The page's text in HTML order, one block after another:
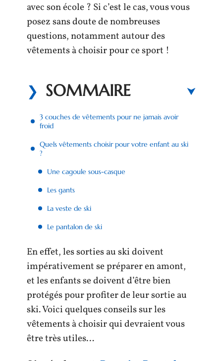
avec son école ? Si c’est le cas, vous vous
posez sans doute de nombreuses
questions, notamment autour des
vêtements à choisir pour ce sport !
SOMMAIRE
3 couches de vêtements pour ne jamais avoir
froid
Quels vêtements choisir pour votre enfant au ski
?
Une cagoule sous-casque
Les gants
La veste de ski
Le pantalon de ski
En effet, les sorties au ski doivent
impérativement se préparer en amont,
et les enfants se doivent d’être bien
protégés pour profiter de leur sortie au
ski. Voici quelques conseils sur les
vêtements à choisir qui devraient vous
être très utiles…